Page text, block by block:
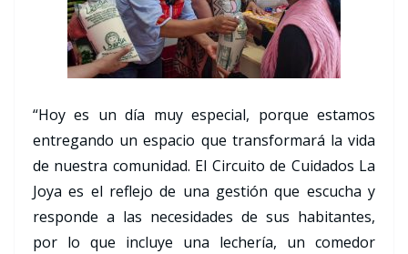
“Hoy es un día muy especial, porque estamos
entregando un espacio que transformará la vida
de nuestra comunidad. El Circuito de Cuidados La
Joya es el reflejo de una gestión que escucha y
responde a las necesidades de sus habitantes,
por lo que incluye una lechería, un comedor